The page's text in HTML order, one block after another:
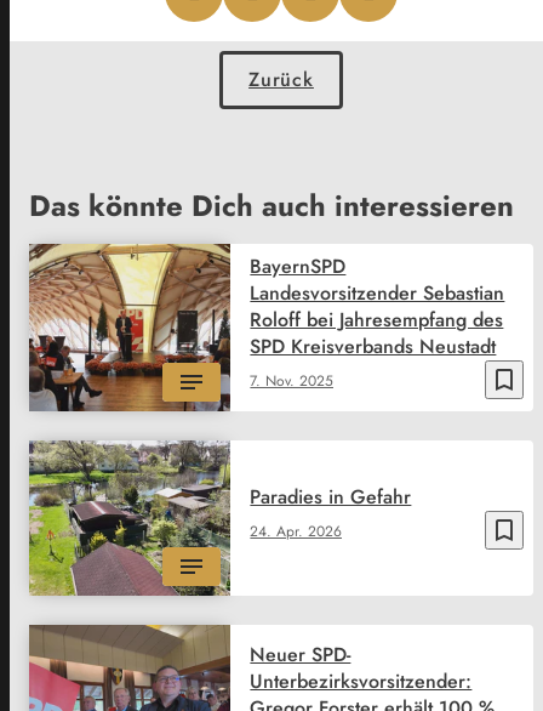
Zurück
Das könnte Dich auch interessieren
bookmark_border
7. Nov. 2025
BayernSPD
Landesvorsitzender Sebastian
Roloff bei Jahresempfang des
SPD Kreisverbands Neustadt
bookmark_border
24. Apr. 2026
Paradies in Gefahr
Neuer SPD-
Unterbezirksvorsitzender: